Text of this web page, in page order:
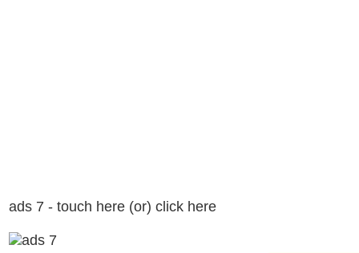
ads 7 - touch here (or) click here